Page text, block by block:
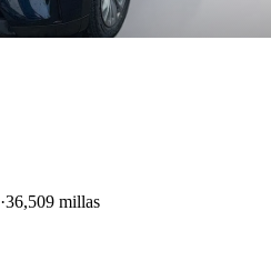
36,509 millas